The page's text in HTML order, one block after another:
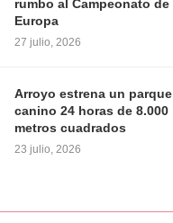
rumbo al Campeonato de
Europa
27 julio, 2026
Arroyo estrena un parque
canino 24 horas de 8.000
metros cuadrados
23 julio, 2026